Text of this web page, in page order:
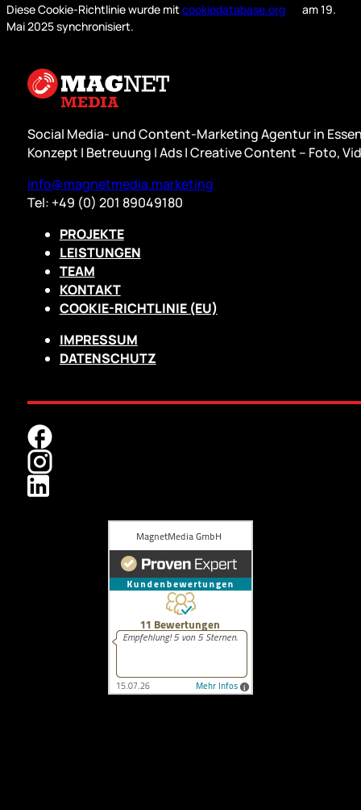
Diese Cookie-Richtlinie wurde mitcookiedatabase.org
am 19.
Mai 2025 synchronisiert.
Social Media- und Content-Marketing Agentur in
Konzept | Betreuung | Ads | Creative Content – Foto,
info@magnetmedia.marketing
Tel: +49 (0) 201 89049180
PROJEKTE
LEISTUNGEN
TEAM
KONTAKT
COOKIE-RICHTLINIE (EU)
IMPRESSUM
DATENSCHUTZ